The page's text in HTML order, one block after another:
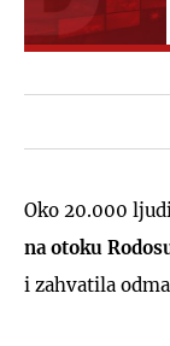
Oko 20.000
na otoku
i zahvatila